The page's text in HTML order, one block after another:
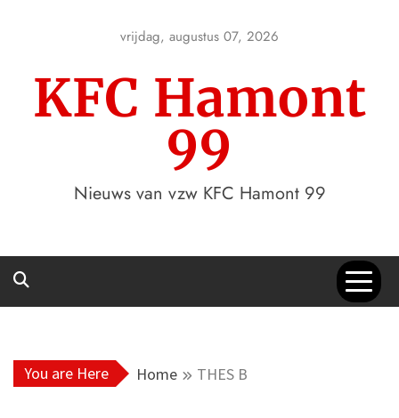
vrijdag, augustus 07, 2026
KFC Hamont
99
Nieuws van vzw KFC Hamont 99
You are Here Home THES B